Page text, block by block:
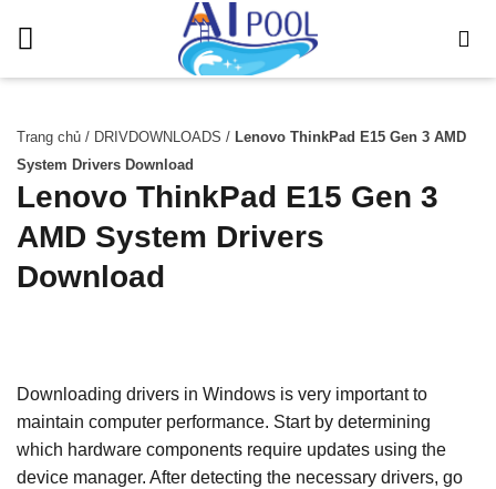
Trang chủ / DRIVDOWNLOADS / Lenovo ThinkPad E15 Gen 3 AMD
System Drivers Download
Lenovo ThinkPad E15 Gen 3
AMD System Drivers
Download
Downloading drivers in Windows is very important to
maintain computer performance. Start by determining
which hardware components require updates using the
device manager. After detecting the necessary drivers, go